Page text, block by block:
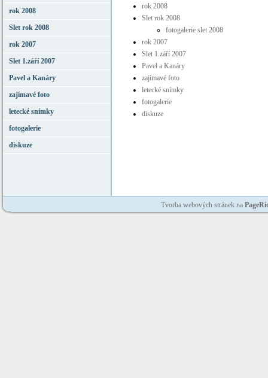
rok 2008
Slet rok 2008
rok 2007
Slet 1.září 2007
Pavel a Kanáry
zajímavé foto
letecké snímky
fotogalerie
diskuze
rok 2008
Slet rok 2008
fotogalerie slet 2008
rok 2007
Slet 1.září 2007
Pavel a Kanáry
zajímavé foto
letecké snímky
fotogalerie
diskuze
Tvorba webových stránek na